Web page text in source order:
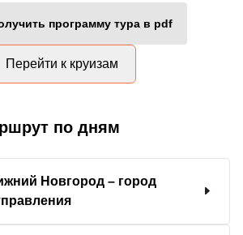
программу тура в pdf
Перейти к круизам
по дням
Новгород – город